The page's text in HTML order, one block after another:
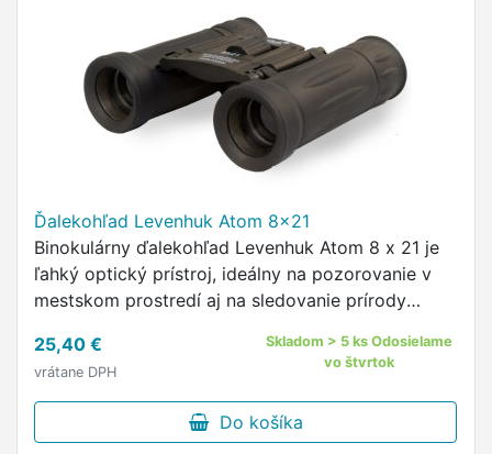
Ďalekohľad Levenhuk Atom 8x21
Binokulárny ďalekohľad Levenhuk Atom 8 x 21 je
ľahký optický prístroj, ideálny na pozorovanie v
mestskom prostredí aj na sledovanie prírody
25,40 €
vrátane DPH
Skladom > 5 ks Odosielame
vo štvrtok
Do košíka